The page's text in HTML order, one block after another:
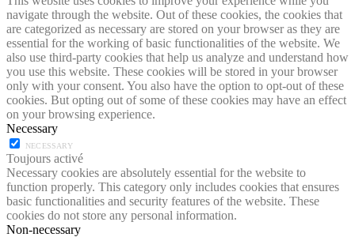
navigate through the website. Out of these cookies, the cookies that
are categorized as necessary are stored on your browser as they are
essential for the working of basic functionalities of the website. We
also use third-party cookies that help us analyze and understand how
you use this website. These cookies will be stored in your browser
only with your consent. You also have the option to opt-out of these
cookies. But opting out of some of these cookies may have an effect
on your browsing experience.
Necessary
NECESSARY
Toujours activé
Necessary cookies are absolutely essential for the website to
function properly. This category only includes cookies that ensures
basic functionalities and security features of the website. These
cookies do not store any personal information.
Non-necessary